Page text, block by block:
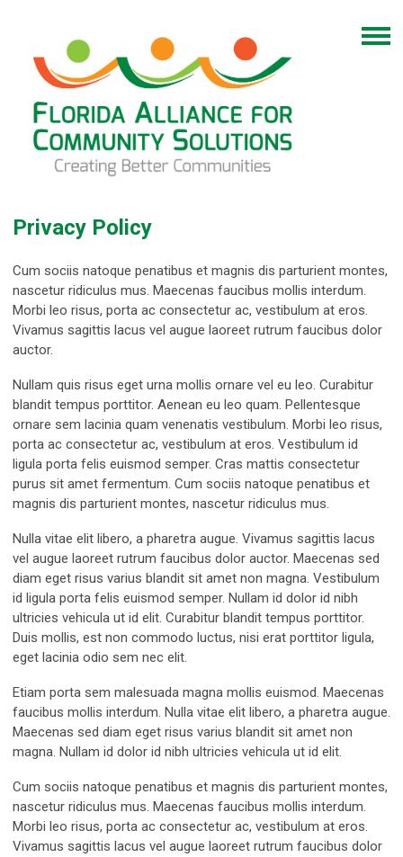
Privacy Policy
Cum sociis natoque penatibus et magnis dis parturient montes,
nascetur ridiculus mus. Maecenas faucibus mollis interdum.
Morbi leo risus, porta ac consectetur ac, vestibulum at eros.
Vivamus sagittis lacus vel augue laoreet rutrum faucibus dolor
auctor.
Nullam quis risus eget urna mollis ornare vel eu leo. Curabitur
blandit tempus porttitor. Aenean eu leo quam. Pellentesque
ornare sem lacinia quam venenatis vestibulum. Morbi leo risus,
porta ac consectetur ac, vestibulum at eros. Vestibulum id
ligula porta felis euismod semper. Cras mattis consectetur
purus sit amet fermentum. Cum sociis natoque penatibus et
magnis dis parturient montes, nascetur ridiculus mus.
Nulla vitae elit libero, a pharetra augue. Vivamus sagittis lacus
vel augue laoreet rutrum faucibus dolor auctor. Maecenas sed
diam eget risus varius blandit sit amet non magna. Vestibulum
id ligula porta felis euismod semper. Nullam id dolor id nibh
ultricies vehicula ut id elit. Curabitur blandit tempus porttitor.
Duis mollis, est non commodo luctus, nisi erat porttitor ligula,
eget lacinia odio sem nec elit.
Etiam porta sem malesuada magna mollis euismod. Maecenas
faucibus mollis interdum. Nulla vitae elit libero, a pharetra augue.
Maecenas sed diam eget risus varius blandit sit amet non
magna. Nullam id dolor id nibh ultricies vehicula ut id elit.
Cum sociis natoque penatibus et magnis dis parturient montes,
nascetur ridiculus mus. Maecenas faucibus mollis interdum.
Morbi leo risus, porta ac consectetur ac, vestibulum at eros.
Vivamus sagittis lacus vel augue laoreet rutrum faucibus dolor